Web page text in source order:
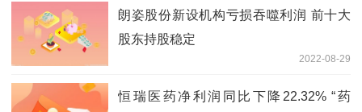
朗姿股份新设机构亏损吞噬利润 前十大
股东持股稳定
2022-08-29
恒瑞医药净利润同比下降22.32% “药